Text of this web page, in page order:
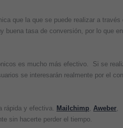
que la que se puede realizar a través
buena tasa de conversión, por lo que
es mucho más efectivo. Si se
se interesarán realmente por el
rápida y efectiva. Mailchimp, Aweber,
sin hacerte perder el tiempo.